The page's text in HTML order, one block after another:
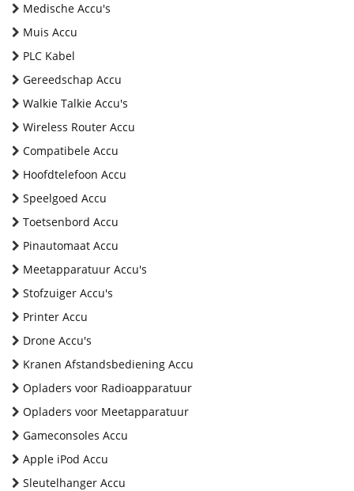
Medische Accu's
Muis Accu
PLC Kabel
Gereedschap Accu
Walkie Talkie Accu's
Wireless Router Accu
Compatibele Accu
Hoofdtelefoon Accu
Speelgoed Accu
Toetsenbord Accu
Pinautomaat Accu
Meetapparatuur Accu's
Stofzuiger Accu's
Printer Accu
Drone Accu's
Kranen Afstandsbediening Accu
Opladers voor Radioapparatuur
Opladers voor Meetapparatuur
Gameconsoles Accu
Apple iPod Accu
Sleutelhanger Accu